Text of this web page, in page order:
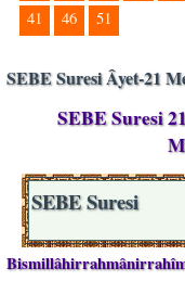
41
46 51
SEBE Suresi Âyet-21
SEBE Suresi
SEBE Suresi